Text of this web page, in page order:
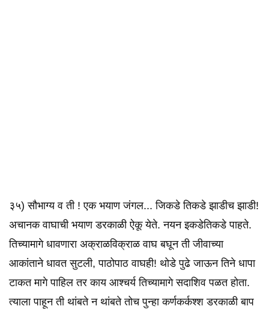
३५) सौभाग्य व ती ! एक भयाण जंगल... जिकडे तिकडे झाडीच झाडी!
अचानक वाघाची भयाण डरकाळी ऐकू येते. नयन इकडेतिकडे पाहते.
तिच्यामागे धावणारा अक्राळविक्राळ वाघ बघून ती जीवाच्या
आकांताने धावत सुटली, पाठोपाठ वाघही! थोडे पुढे जाऊन तिने धापा
टाकत मागे पाहिल तर काय आश्चर्य तिच्यामागे सदाशिव पळत होता.
त्याला पाहून ती थांबते न थांबते तोच पुन्हा कर्णकर्कश्श डरकाळी बाप